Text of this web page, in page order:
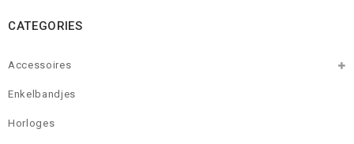
CATEGORIES
Accessoires
Enkelbandjes
Horloges